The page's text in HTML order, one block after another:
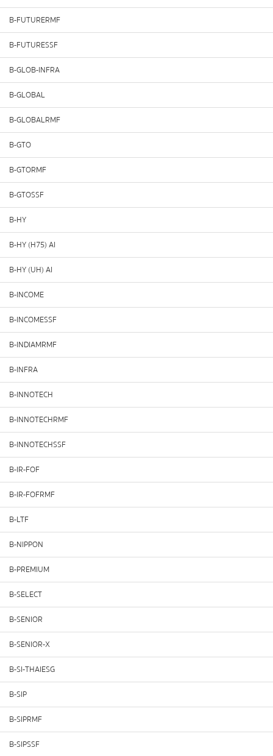
B-FUTURERMF
B-FUTURESSF
B-GLOB-INFRA
B-GLOBAL
B-GLOBALRMF
B-GTO
B-GTORMF
B-GTOSSF
B-HY
B-HY (H75) AI
B-HY (UH) AI
B-INCOME
B-INCOMESSF
B-INDIAMRMF
B-INFRA
B-INNOTECH
B-INNOTECHRMF
B-INNOTECHSSF
B-IR-FOF
B-IR-FOFRMF
B-LTF
B-NIPPON
B-PREMIUM
B-SELECT
B-SENIOR
B-SENIOR-X
B-SI-THAIESG
B-SIP
B-SIPRMF
B-SIPSSF